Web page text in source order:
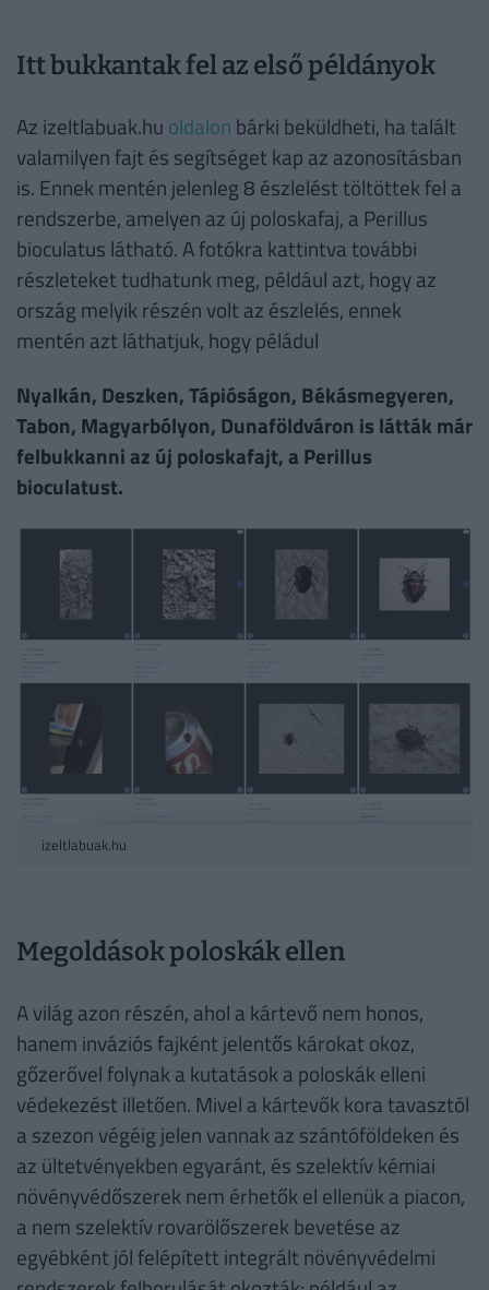
Itt bukkantak fel az első példányok
Az izeltlabuak.hu oldalon bárki beküldheti, ha talált
valamilyen fajt és segítséget kap az azonosításban
is. Ennek mentén jelenleg 8 észlelést töltöttek fel a
rendszerbe, amelyen az új poloskafaj, a Perillus
bioculatus látható. A fotókra kattintva további
részleteket tudhatunk meg, például azt, hogy az
ország melyik részén volt az észlelés, ennek
mentén azt láthatjuk, hogy péládul
Nyalkán, Deszken, Tápióságon, Békásmegyeren,
Tabon, Magyarbólyon, Dunaföldváron is látták már
felbukkanni az új poloskafajt, a Perillus
bioculatust.
izeltlabuak.hu
Megoldások poloskák ellen
A világ azon részén, ahol a kártevő nem honos,
hanem inváziós fajként jelentős károkat okoz,
gőzerővel folynak a kutatások a poloskák elleni
védekezést illetően. Mivel a kártevők kora tavasztól
a szezon végéig jelen vannak az szántóföldeken és
az ültetvényekben egyaránt, és szelektív kémiai
növényvédőszerek nem érhetők el ellenük a piacon,
a nem szelektív rovarölőszerek bevetése az
egyébként jól felépített integrált növényvédelmi